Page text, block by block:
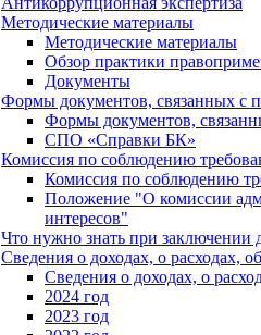
Методические материалы
Методические материалы
Обзор практики
Документы
Формы документов, связанных с
Формы документов,
СПО «Справки БК»
Комиссия по соблюдению
Комиссия по соблюдению
Положение "О комиссии
интересов"
Что нужно знать при
Сведения о доходах, о расходах,
Сведения о доходах, о
2024 год
2023 год